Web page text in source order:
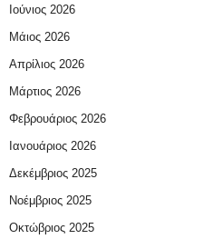
Ιούνιος 2026
Μάιος 2026
Απρίλιος 2026
Μάρτιος 2026
Φεβρουάριος 2026
Ιανουάριος 2026
Δεκέμβριος 2025
Νοέμβριος 2025
Οκτώβριος 2025